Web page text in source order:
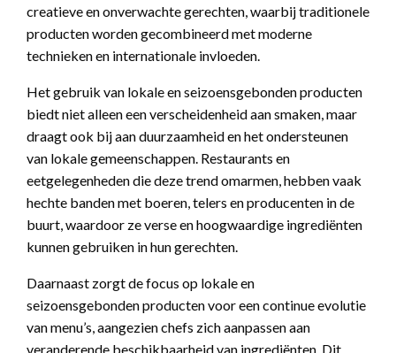
creatieve en onverwachte gerechten, waarbij traditionele
producten worden gecombineerd met moderne
technieken en internationale invloeden.
Het gebruik van lokale en seizoensgebonden producten
biedt niet alleen een verscheidenheid aan smaken, maar
draagt ook bij aan duurzaamheid en het ondersteunen
van lokale gemeenschappen. Restaurants en
eetgelegenheden die deze trend omarmen, hebben vaak
hechte banden met boeren, telers en producenten in de
buurt, waardoor ze verse en hoogwaardige ingrediënten
kunnen gebruiken in hun gerechten.
Daarnaast zorgt de focus op lokale en
seizoensgebonden producten voor een continue evolutie
van menu’s, aangezien chefs zich aanpassen aan
veranderende beschikbaarheid van ingrediënten. Dit